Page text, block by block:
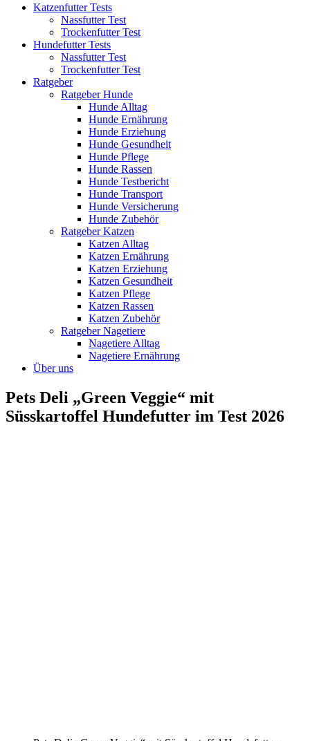
Katzenfutter Tests
Nassfutter Test
Trockenfutter Test
Hundefutter Tests
Nassfutter Test
Trockenfutter Test
Ratgeber
Ratgeber Hunde
Hunde Alltag
Hunde Ernährung
Hunde Erziehung
Hunde Gesundheit
Hunde Pflege
Hunde Rassen
Hunde Testbericht
Hunde Transport
Hunde Versicherung
Hunde Zubehör
Ratgeber Katzen
Katzen Alltag
Katzen Ernährung
Katzen Erziehung
Katzen Gesundheit
Katzen Pflege
Katzen Rassen
Katzen Zubehör
Ratgeber Nagetiere
Nagetiere Alltag
Nagetiere Ernährung
Über uns
Pets Deli „Green Veggie“ mit
Süsskartoffel Hundefutter im Test 2026